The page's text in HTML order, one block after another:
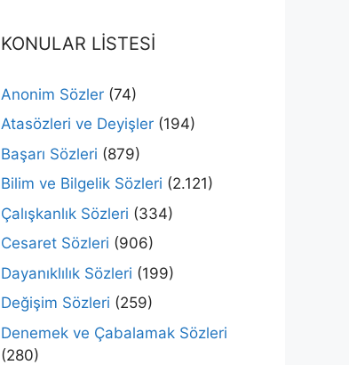
KONULAR LİSTESİ
Anonim Sözler (74)
Atasözleri ve Deyişler (194)
Başarı Sözleri (879)
Bilim ve Bilgelik Sözleri (2.121)
Çalışkanlık Sözleri (334)
Cesaret Sözleri (906)
Dayanıklılık Sözleri (199)
Değişim Sözleri (259)
Denemek ve Çabalamak Sözleri
(280)